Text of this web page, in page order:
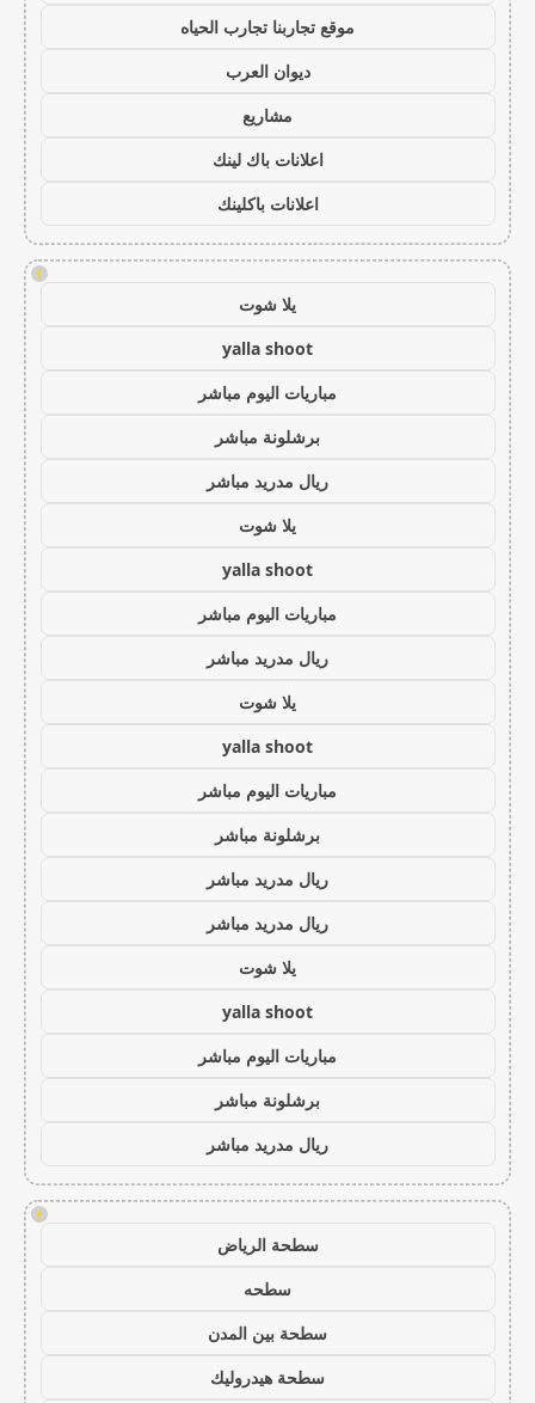
موقع تجاربنا تجارب الحياه
ديوان العرب
مشاريع
اعلانات باك لينك
اعلانات باكلينك
!
يلا شوت
yalla shoot
مباريات اليوم مباشر
برشلونة مباشر
ريال مدريد مباشر
يلا شوت
yalla shoot
مباريات اليوم مباشر
ريال مدريد مباشر
يلا شوت
yalla shoot
مباريات اليوم مباشر
برشلونة مباشر
ريال مدريد مباشر
ريال مدريد مباشر
يلا شوت
yalla shoot
مباريات اليوم مباشر
برشلونة مباشر
ريال مدريد مباشر
!
سطحة الرياض
سطحه
سطحة بين المدن
سطحة هيدروليك